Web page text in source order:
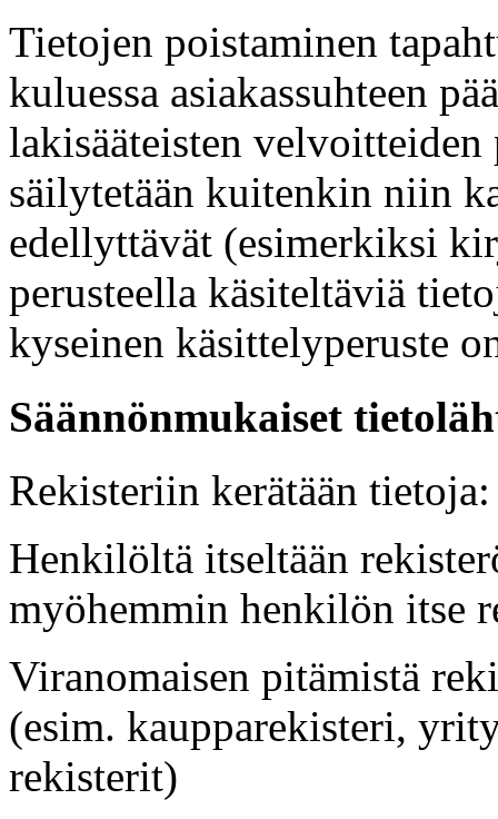
Tietojen poistaminen
kuluessa asiakassuhteen
lakisääteisten
säilytetään kuitenkin niin
edellyttävät (esimerkiksi
perusteella käsiteltäviä
kyseinen käsittelyperuste
Säännönmukaiset
Rekisteriin kerätään tietoja:
Henkilöltä itseltään
myöhemmin henkilön itse
Viranomaisen pitämistä
(esim. kaupparekisteri,
rekisterit)